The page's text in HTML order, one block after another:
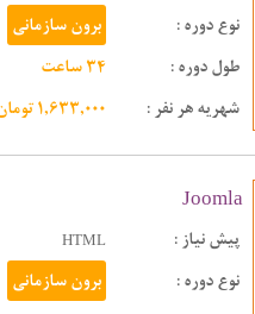
نوع دوره :
برون سازمانی
طول دوره :
۳۴ ساعت
شهریه هر نفر: ۱,۶۳۳,۰۰۰ تومان
Joomla
پیش نیاز : HTML
نوع دوره :
برون سازمانی